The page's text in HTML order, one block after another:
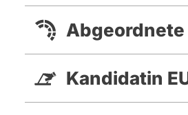
Abgeordnete
Kandidatin